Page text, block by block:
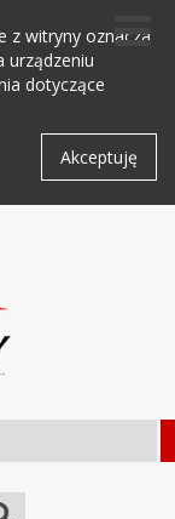
z witryny oznacza
urządzeniu
dotyczące
Akceptuję